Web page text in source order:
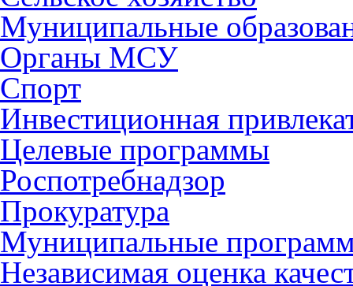
Муниципальные
Органы МСУ
Спорт
Инвестиционная
Целевые программы
Роспотребнадзор
Прокуратура
Муниципальные
Независимая оценка